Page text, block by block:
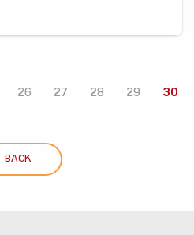
26 27 28 29 30
BACK